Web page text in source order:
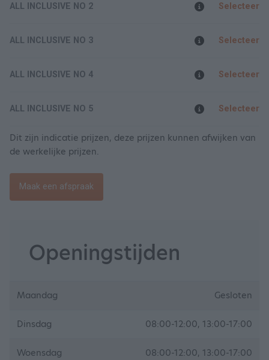
ALL INCLUSIVE NO 2 Selecteer
ALL INCLUSIVE NO 3 Selecteer
ALL INCLUSIVE NO 4 Selecteer
ALL INCLUSIVE NO 5 Selecteer
Dit zijn indicatie prijzen, deze prijzen kunnen afwijken van
de werkelijke prijzen.
Maak een afspraak
Openingstijden
Maandag Gesloten
Dinsdag 08:00-12:00, 13:00-17:00
Woensdag 08:00-12:00, 13:00-17:00